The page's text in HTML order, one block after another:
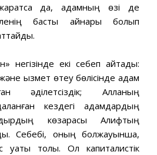
да, адамның өзі де
басты қайнары болып
негізінде екі себеп айтады:
қызмет өтеу бөлісінде адам
әділетсіздік; Алланың
кездегі адамдардың
көзқарасы Алифтың
Себебі, оның болжауынша,
қуаты толық. Ол капиталистік